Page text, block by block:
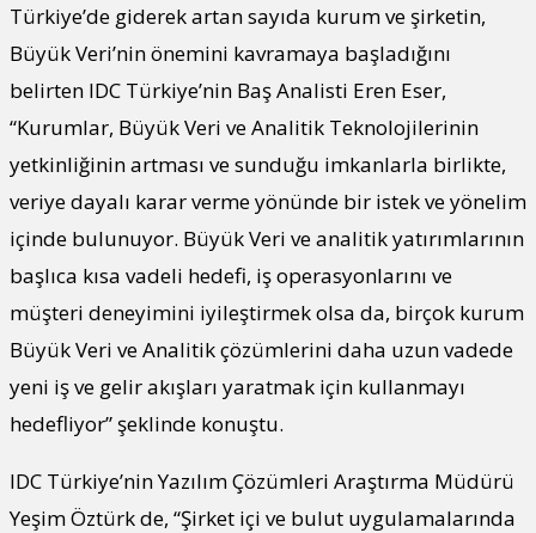
Türkiye’de giderek artan sayıda kurum ve şirketin,
Büyük Veri’nin önemini kavramaya başladığını
belirten IDC Türkiye’nin Baş Analisti Eren Eser,
“Kurumlar, Büyük Veri ve Analitik Teknolojilerinin
yetkinliğinin artması ve sunduğu imkanlarla birlikte,
veriye dayalı karar verme yönünde bir istek ve yönelim
içinde bulunuyor. Büyük Veri ve analitik yatırımlarının
başlıca kısa vadeli hedefi, iş operasyonlarını ve
müşteri deneyimini iyileştirmek olsa da, birçok kurum
Büyük Veri ve Analitik çözümlerini daha uzun vadede
yeni iş ve gelir akışları yaratmak için kullanmayı
hedefliyor” şeklinde konuştu.
IDC Türkiye’nin Yazılım Çözümleri Araştırma Müdürü
Yeşim Öztürk de, “Şirket içi ve bulut uygulamalarında